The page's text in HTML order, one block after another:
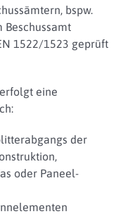
bspw.
Beschussamt
1522/1523 geprüft
eine
der
oder Paneel-